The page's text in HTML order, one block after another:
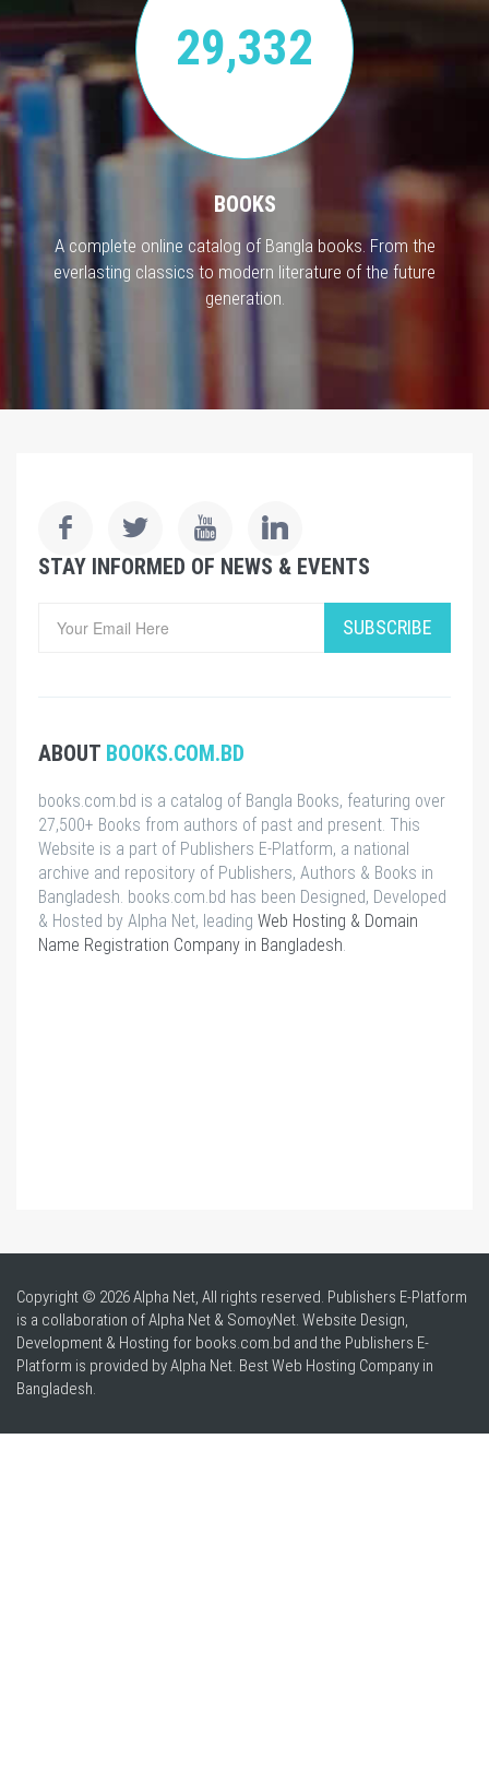
29,332
BOOKS
A complete online catalog of Bangla books. From the
everlasting classics to modern literature of the future
generation.
STAY INFORMED OF NEWS & EVENTS
SUBSCRIBE
ABOUT BOOKS.COM.BD
books.com.bd is a catalog of Bangla Books, featuring over
27,500+ Books from authors of past and present. This
Website is a part of Publishers E-Platform, a national
archive and repository of Publishers, Authors & Books in
Bangladesh. books.com.bd has been Designed, Developed
& Hosted by Alpha Net, leading Web Hosting & Domain
Name Registration Company in Bangladesh
Copyright © 2026 Alpha Net, All rights reserved. Publishers E-Platform
is a collaboration of Alpha Net & SomoyNet. Website Design,
Development & Hosting for books.com.bd and the Publishers E-
Platform is provided by Alpha Net. BestWeb Hosting Company in
Bangladesh.